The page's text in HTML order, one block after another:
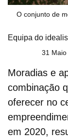
O conjunto de
Equipa do
31
Moradias e
combinação
oferecer no
em 2020,